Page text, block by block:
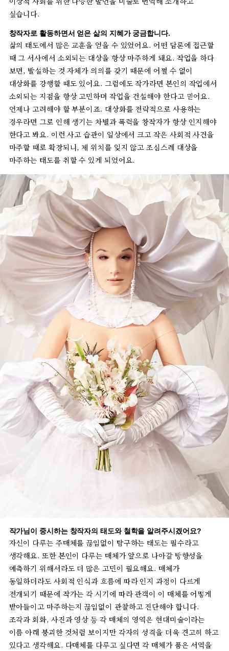
싶습니다.
창작자로 활동하면서 얻은 삶의 지혜가 궁금합니다.
삶의 태도에서 많은 교훈을 얻을 수 있었어요. 어떤 담론에 접근할
때 그 서사에서 소외되는 대상을 항상마주하게 돼요. 작업을 하다
보면,발설하는 것 자체가 의의를 갖기 때문에 어쩔 수 없이
대상화를 강행할 때도 있어요. 그럼에도 작가라면 본인의 작업에서
소외되는 지점을 항상고민하며 작업을 건설해야 한다고 믿어요.
언제나 고려해야 할부분이죠. 대상화를 전략적으로 사용하는
경우라면 그로 인해 생기는 차별과 폭력을 창작자가 항상 인지해야
한다고 봐요. 이런 사고 습관이 일상에서 크고 작은 사회적 사건을
마주할 때로 확장되니,제 위치를 잊지 않고 조심스레 대상을
마주하는 태도를 취할수 있게 되었어요.
작가님이 중시하는 창작자의 태도와 철학을 알려주시겠어요?
자신이 다루는 주매체를 끊임없이 탐구하는 태도는 필수라고
생각해요. 또한 본인이 다루는 매체가 앞으로 나아갈 방향성을
예측하기 위해서라도 더 많은 고민이 필요해요. 매체가
동일하더라도 사회적 인식과 흐름에 따라 인지 과정이 다르게
전개되기 때문에 작가는 각 시기에 따라 관객이 이 매체를 어떻게
받아들이고 마주하는지 끊임없이 관찰하고 진단해야 합니다.
조각과 회화, 사진과 영상 등 각 매체의 영역은 현대미술이라는
이름 아래 붕괴한 것처럼 보이지만 각자의 성격을 더욱 견고히 하고
있다고 생각해요. 다매체를 다루고 싶다면 각 매체가 품은 서역을